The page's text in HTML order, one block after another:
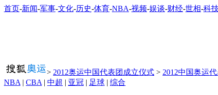
首页-新闻-军事-文化-历史-体育-NBA-视频-娱谈-财经-世相-科
> 2012奥运中国代表团成立仪式 > 2012中国奥运
NBA | CBA | 中超 | 亚冠 | 足球 | 综合